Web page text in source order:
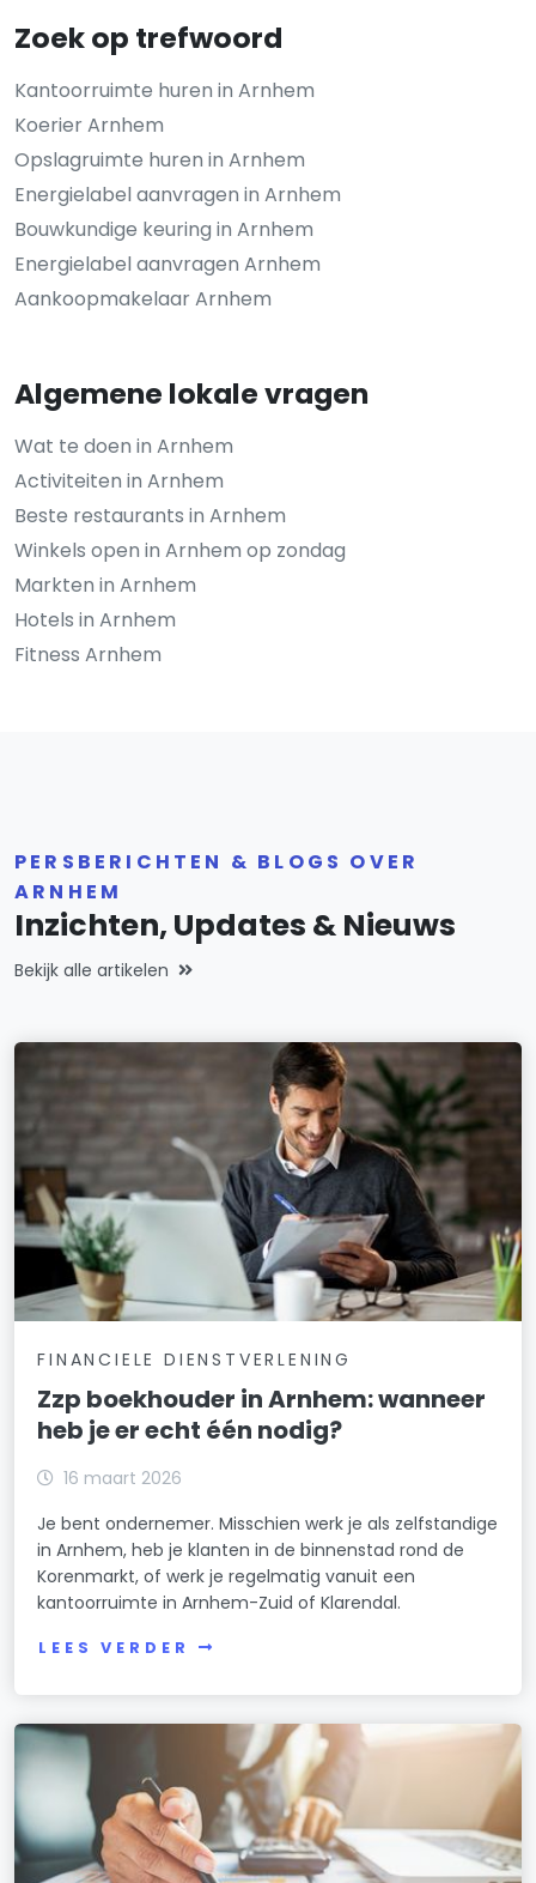
Zoek op trefwoord
Kantoorruimte huren in Arnhem
Koerier Arnhem
Opslagruimte huren in Arnhem
Energielabel aanvragen in Arnhem
Bouwkundige keuring in Arnhem
Energielabel aanvragen Arnhem
Aankoopmakelaar Arnhem
Algemene lokale vragen
Wat te doen in Arnhem
Activiteiten in Arnhem
Beste restaurants in Arnhem
Winkels open in Arnhem op zondag
Markten in Arnhem
Hotels in Arnhem
Fitness Arnhem
PERSBERICHTEN & BLOGS OVER
ARNHEM
Inzichten, Updates & Nieuws
Bekijk alle artikelen
FINANCIELE DIENSTVERLENING
Zzp boekhouder in Arnhem: wanneer
heb je er echt één nodig?
16 maart 2026
Je bent ondernemer. Misschien werk je als zelfstandige
in Arnhem, heb je klanten in de binnenstad rond de
Korenmarkt, of werk je regelmatig vanuit een
kantoorruimte in Arnhem-Zuid of Klarendal.
LEES VERDER